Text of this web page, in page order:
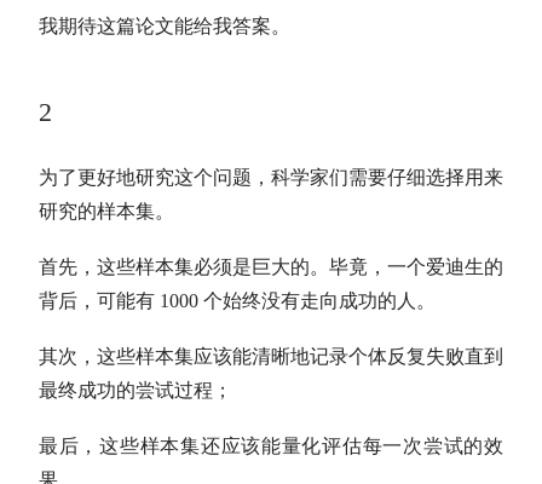
我期待这篇论文能给我答案。
2
为了更好地研究这个问题，科学家们需要仔细选择用来
研究的样本集。
首先，这些样本集必须是巨大的。毕竟，一个爱迪生的
背后，可能有 1000 个始终没有走向成功的人。
其次，这些样本集应该能清晰地记录个体反复失败直到
最终成功的尝试过程；
最后，这些样本集还应该能量化评估每一次尝试的效
果。